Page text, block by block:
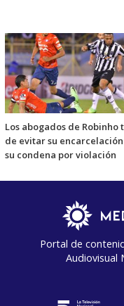
Los abogados de Robinho
de evitar su
su condena por violación
Portal de
Audiovisual